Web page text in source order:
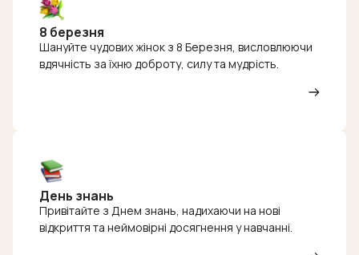
8 березня
Шануйте чудових жінок з 8 Березня, висловлюючи
вдячність за їхню доброту, силу та мудрість.
День знань
Привітайте з Днем знань, надихаючи на нові
відкриття та неймовірні досягнення у навчанні.